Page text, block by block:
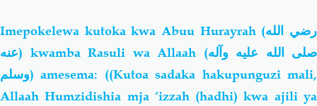
Imepokelewa kutoka kwa Abuu Hurayrah (رضي الله
عنه) kwamba Rasuli wa Allaah (صلى الله عليه وآله
وسلم) amesema: ((Kutoa sadaka hakupunguzi mali,
Allaah Humzidishia mja ‘izzah (hadhi) kwa ajili ya